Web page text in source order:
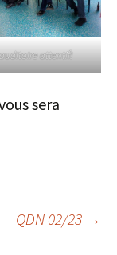
attentif!
sera
QDN 02/23 →